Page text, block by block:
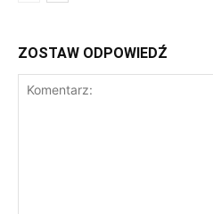
ZOSTAW ODPOWIEDŹ